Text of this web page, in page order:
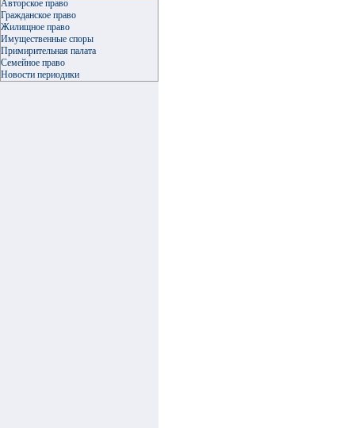
Авторское право
Гражданское право
Жилищное право
Имущественные споры
Примирительная палата
Семейное право
Новости периодики